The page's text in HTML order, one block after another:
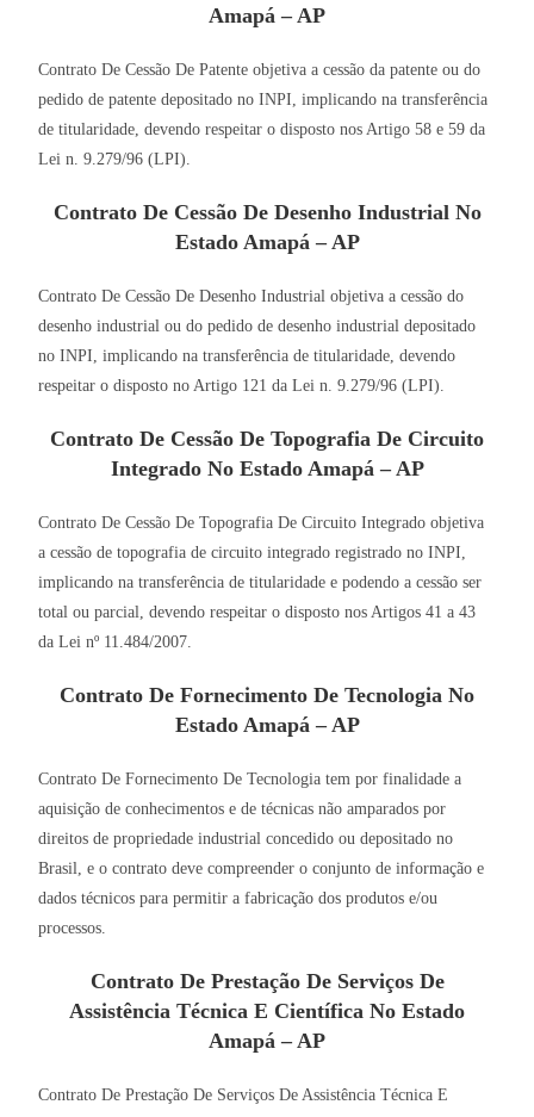
Amapá – AP
Contrato De Cessão De Patente objetiva a cessão da patente ou do
pedido de patente depositado no INPI, implicando na transferência
de titularidade, devendo respeitar o disposto nos Artigo 58 e 59 da
Lei n. 9.279/96 (LPI).
Contrato De Cessão De Desenho Industrial No
Estado Amapá – AP
Contrato De Cessão De Desenho Industrial objetiva a cessão do
desenho industrial ou do pedido de desenho industrial depositado
no INPI, implicando na transferência de titularidade, devendo
respeitar o disposto no Artigo 121 da Lei n. 9.279/96 (LPI).
Contrato De Cessão De Topografia De Circuito
Integrado No Estado Amapá – AP
Contrato De Cessão De Topografia De Circuito Integrado objetiva
a cessão de topografia de circuito integrado registrado no INPI,
implicando na transferência de titularidade e podendo a cessão ser
total ou parcial, devendo respeitar o disposto nos Artigos 41 a 43
da Lei nº 11.484/2007.
Contrato De Fornecimento De Tecnologia No
Estado Amapá – AP
Contrato De Fornecimento De Tecnologia tem por finalidade a
aquisição de conhecimentos e de técnicas não amparados por
direitos de propriedade industrial concedido ou depositado no
Brasil, e o contrato deve compreender o conjunto de informação e
dados técnicos para permitir a fabricação dos produtos e/ou
processos.
Contrato De Prestação De Serviços De
Assistência Técnica E Científica No Estado
Amapá – AP
Contrato De Prestação De Serviços De Assistência Técnica E